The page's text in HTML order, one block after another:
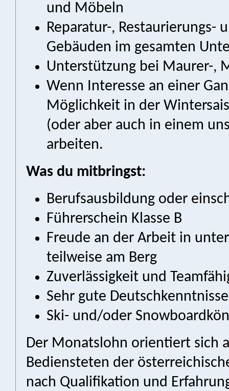
und Möbeln
Reparatur-, Restaurierungs-
Gebäuden im gesamten
Unterstützung bei Maurer-,
Wenn Interesse an einer
Möglichkeit in der
(oder aber auch in einem
arbeiten.
Was du mitbringst:
Berufsausbildung oder
Führerschein Klasse B
Freude an der Arbeit in
teilweise am Berg
Zuverlässigkeit und
Sehr gute Deutschkenntnisse
Ski- und/oder
Der Monatslohn orientiert sich
Bediensteten der
nach Qualifikation und